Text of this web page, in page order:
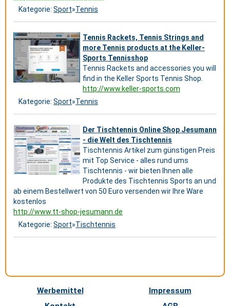
Kategorie: Sport»Tennis
Tennis Rackets, Tennis Strings and
more Tennis products at the Keller-
Sports Tennisshop
Tennis Rackets and accessories you will
find in the Keller Sports Tennis Shop.
http://www.keller-sports.com
Kategorie: Sport»Tennis
Der Tischtennis Online Shop Jesumann
- die Welt des Tischtennis
Tischtennis Artikel zum günstigen Preis
mit Top Service - alles rund ums
Tischtennis - wir bieten Ihnen alle
Produkte des Tischtennis Sports an und
ab einem Bestellwert von 50 Euro versenden wir Ihre Ware
kostenlos
http://www.tt-shop-jesumann.de
Kategorie: Sport»Tischtennis
Werbemittel
Impressum